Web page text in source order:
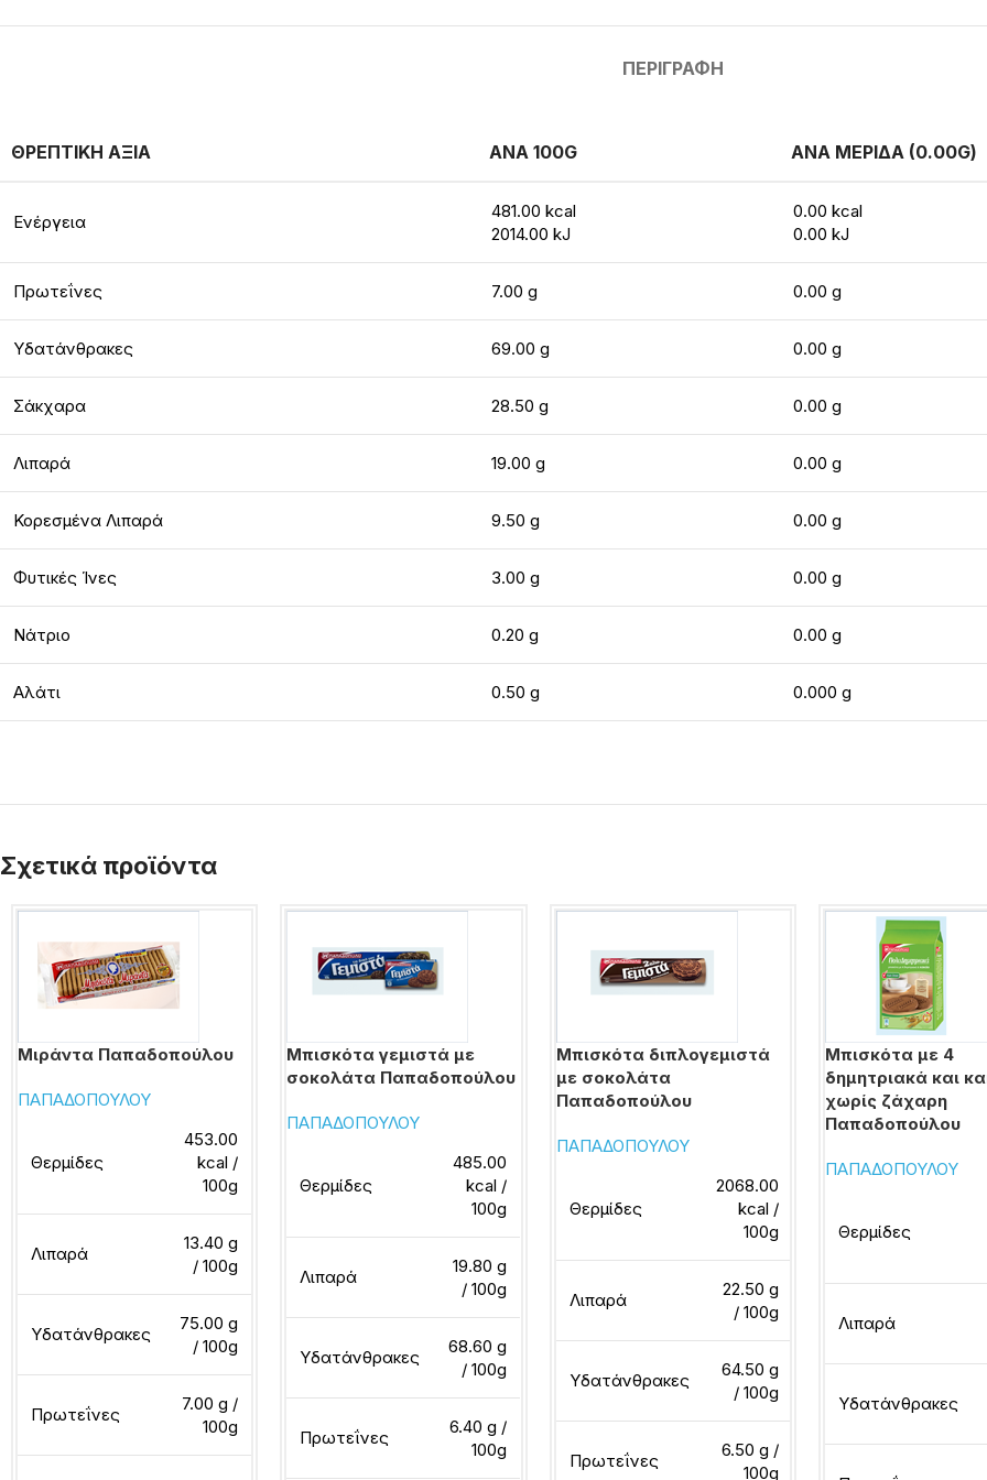
ΠΕΡΙΓΡΑΦΉ
ΘΡΕΠΤΙΚΗ ΑΞΙΑ ΑΝΑ 100G ΑΝΑ ΜΕΡΙΔΑ (0.00G)
Ενέργεια
481.00 kcal
2014.00 kJ
0.00 kcal
0.00 kJ
Πρωτεΐνες 7.00 g 0.00 g
Υδατάνθρακες 69.00 g 0.00 g
Σάκχαρα 28.50 g 0.00 g
Λιπαρά 19.00 g 0.00 g
Κορεσμένα Λιπαρά 9.50 g 0.00 g
Φυτικές Ίνες 3.00 g 0.00 g
Νάτριο 0.20 g 0.00 g
Αλάτι 0.50 g 0.000 g
Σχετικά προϊόντα
Μιράντα Παπαδοπούλου
ΠΑΠΑΔΟΠΟΥΛΟΥ
Θερμίδες
453.00
kcal /
100g
Λιπαρά
13.40 g
/ 100g
Υδατάνθρακες
75.00 g
/ 100g
Πρωτεΐνες
7.00 g /
100g
Μπισκότα γεμιστά με
σοκολάτα Παπαδοπούλου
ΠΑΠΑΔΟΠΟΥΛΟΥ
Θερμίδες
485.00
kcal /
100g
Λιπαρά
19.80 g
/ 100g
Υδατάνθρακες
68.60 g
/ 100g
Πρωτεΐνες
6.40 g /
100g
Μπισκότα διπλογεμιστά
με σοκολάτα
Παπαδοπούλου
ΠΑΠΑΔΟΠΟΥΛΟΥ
Θερμίδες
2068.00
kcal /
100g
Λιπαρά
22.50 g
/ 100g
Υδατάνθρακες
64.50 g
/ 100g
Πρωτεΐνες
6.50 g /
100g
Μπισκότα με 4
δημητριακά και
χωρίς ζάχαρη
Παπαδοπούλου
ΠΑΠΑΔΟΠΟΥΛΟΥ
Θερμίδες
Λιπαρά
Υδατάνθρακες